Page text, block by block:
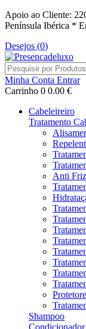
Apoio ao Cliente:
Península Ibérica *
Desejos (0)
Minha Conta Entrar
Carrinho 0 0.00 €
Cabeleireiro
Tratamento
Anti
Shampoo
Condicionador